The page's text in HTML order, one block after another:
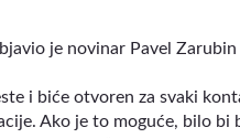
je novinar Pavel Zarubin
i biće otvoren za svaki
Ako je to moguće, bilo bi